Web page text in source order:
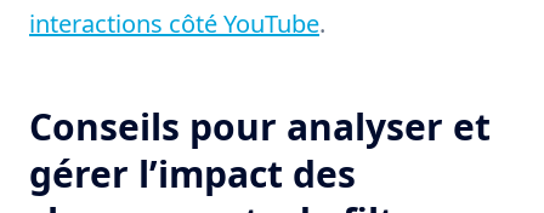
interactions côté YouTube.
Conseils pour analyser et
gérer l’impact des